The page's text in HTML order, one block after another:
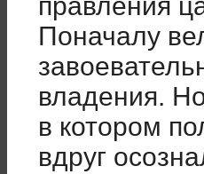
Поначалу
владения.
в котором
вдруг